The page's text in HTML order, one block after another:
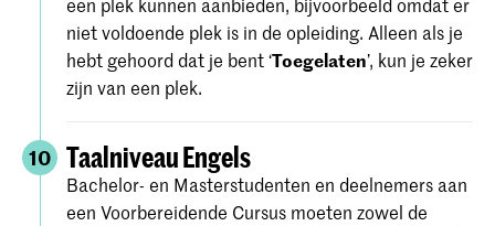
niet voldoende plek is in de opleiding. Alleen als je
hebt gehoord dat je bent ‘Toegelaten’, kun je zeker
zijn van een plek.
10 Taalniveau Engels
Bachelor- en Masterstudenten en deelnemers aan
een Voorbereidende Cursus moeten zowel de